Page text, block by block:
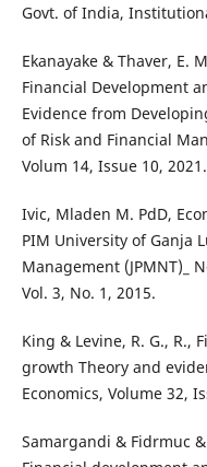
Govt. of India,
Ekanayake & Thaver, E.
Financial Development
Evidence from
of Risk and Financial
Volum 14, Issue 10, 2021.
Ivic, Mladen M. PdD,
PIM University of Ganja
Management (JPMNT)_
Vol. 3, No. 1, 2015.
King & Levine, R. G., R.,
growth Theory and
Economics, Volume 32,
Samargandi & Fidrmuc